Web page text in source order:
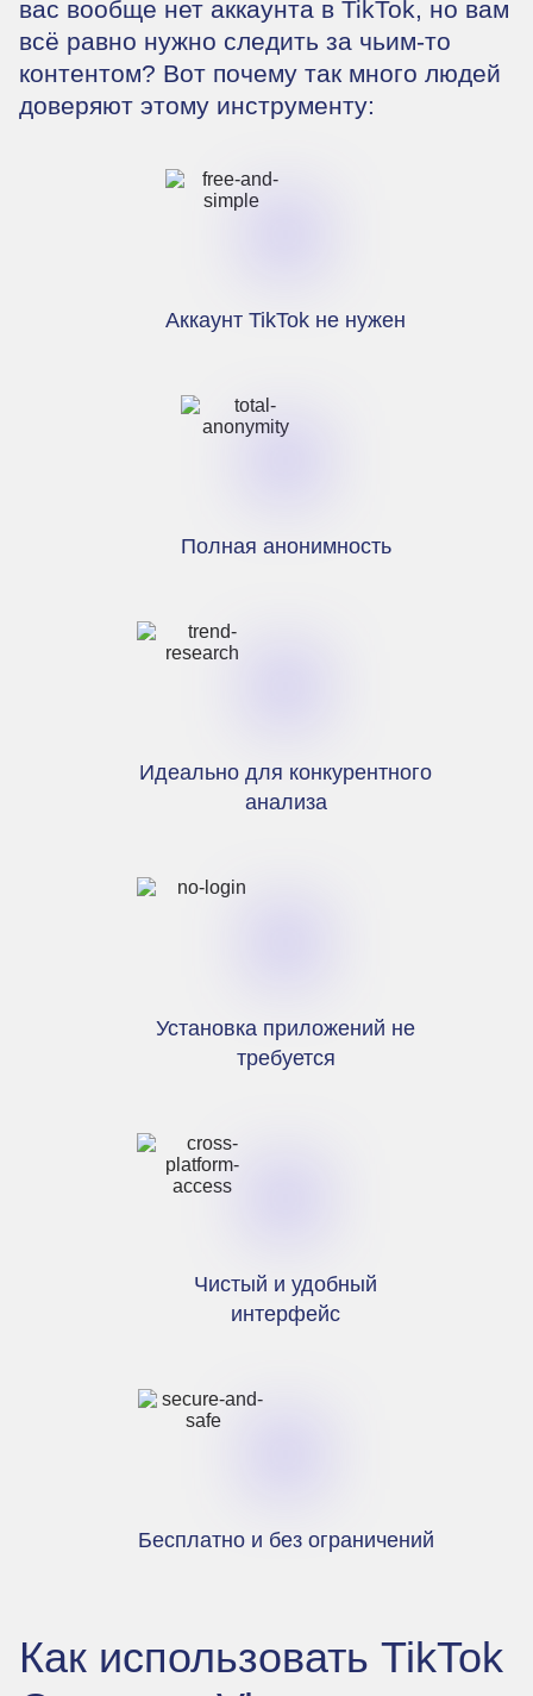
вас вообще нет аккаунта в TikTok, но вам
всё равно нужно следить за чьим-то
контентом? Вот почему так много людей
доверяют этому инструменту:
Аккаунт TikTok не нужен
Полная анонимность
Идеально для конкурентного
анализа
Установка приложений не
требуется
Чистый и удобный
интерфейс
Бесплатно и без ограничений
Как использовать TikTok